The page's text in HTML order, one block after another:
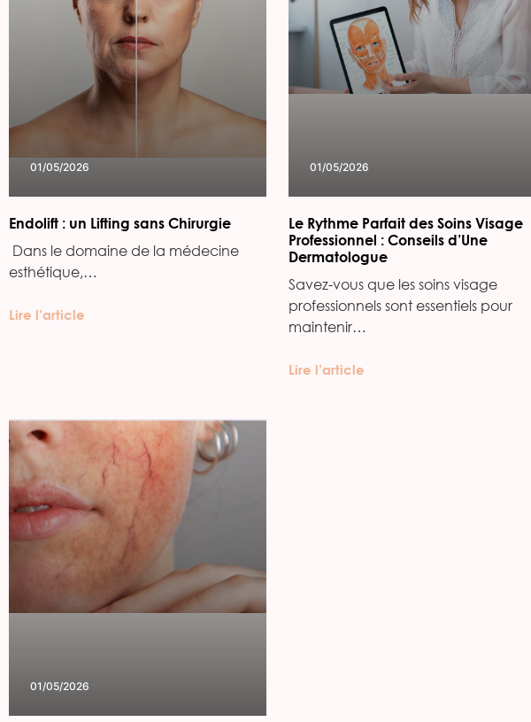
01/05/2026
Endolift : un Lifting sans Chirurgie
‍ Dans le domaine de la médecine
esthétique,…
Lire l’article
01/05/2026
Le Rythme Parfait des Soins Visage
Professionnel : Conseils d’Une
Dermatologue
Savez-vous que les soins visage
professionnels sont essentiels pour
maintenir…
Lire l’article
01/05/2026